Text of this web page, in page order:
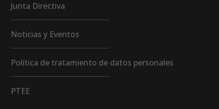
Junta Directiva
Noticias y Eventos
Política de tratamiento de datos personales
PTEE